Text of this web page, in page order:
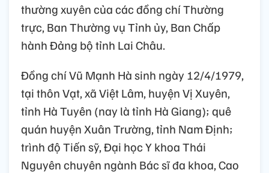
thường xuyên của các đồng chí Thường
trực, Ban Thường vụ Tỉnh ủy, Ban Chấp
hành Đảng bộ tỉnh Lai Châu.
Đồng chí Vũ Mạnh Hà sinh ngày 12/4/1979,
tại thôn Vạt, xã Việt Lâm, huyện Vị Xuyên,
tỉnh Hà Tuyên (nay là tỉnh Hà Giang); quê
quán huyện Xuân Trường, tỉnh Nam Định;
trình độ Tiến sỹ, Đại học Y khoa Thái
Nguyên chuyên ngành Bác sĩ đa khoa, Cao